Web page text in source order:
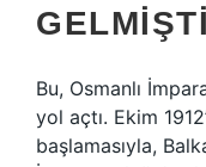
Bu, Osmanlı
yol açtı. Ekim
başlamasıyla,